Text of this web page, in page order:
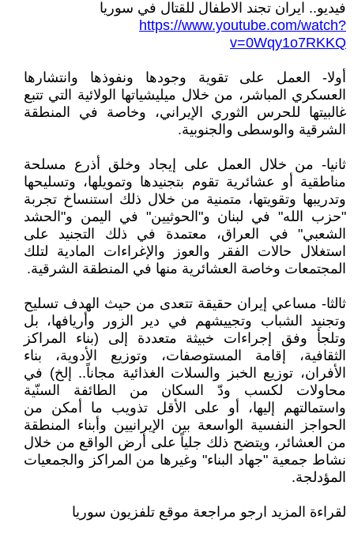
فيديو.. ايران تجند الاطفال للقتال في سوريا
https://www.youtube.com/watch?
v=0Wqy1o7RKKQ
أولا- العمل على تقوية وجودها ونفوذها وانتشارها
العسكري المباشر، من خلال ميليشياتها الولائية التي تتبع
غالبيتها للحرس الثوري الإيراني، وخاصة في المنطقة
الشرقية والوسطى والجنوبية.
ثانيا- من خلال العمل على إيجاد وخلق أذرع مسلحة
مناطقية أو عشائرية تقوم بتجنيدها وتمويلها، وتسليحها
وتدريبها وتقويتها، متمنية من خلال ذلك استنساخ تجربة
"حزب الله" في لبنان و"الحوثيين" في اليمن و"الحشد
الشعبي" في العراق، معتمدة في ذلك التجنيد على
استغلال حالات الفقر والعوز والإغراءات المادية لتلك
المجتمعات وخاصة العشائرية منها في المنطقة الشرقية.
ثالثا- مساعي إيران حقيقة تتعدى من حيث الهدف تسليح
وتجنيد الشباب وتجييشهم في دير الزور وأريافها، بل
وتلجأ وفق إجراءات خبيثة متعددة إلى (بناء المراكز
الثقافية، إقامة المستوصفات، وتوزيع الأدوية، بناء
الأفران، توزيع الخبز والسلات الغذائية مجاناً.. إلخ) في
محاولات لكسب ودّ السكان من الطائفة السنّية
واستمالتهم إليها، أو على الأقل تذويب ما أمكن من
الحواجز النفسية الواسعة بين الإيرانيين وأبناء المنطقة
من العشائر، ويتضح ذلك جلياً على أرض الواقع من خلال
نشاط جمعية "جهاد البناء" وغيرها من المراكز والجمعيات
المؤدلجة.
لقراءة المزيد ارجو مراجعة موقع تلفزيون سوريا